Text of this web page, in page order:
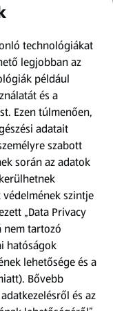
technológiákat
legjobban az
például
és a
Ezen túlmenően,
adatait
szabott
során az adatok
szintje
„Data Privacy
nem tartozó
hatóságok
lehetősége és a
Bővebb
és az